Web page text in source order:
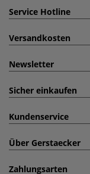
Service Hotline
Versandkosten
Newsletter
Sicher einkaufen
Kundenservice
Über Gerstaecker
Zahlungsarten